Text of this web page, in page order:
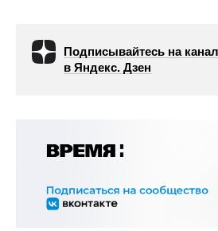
Подписывайтесь на
в Яндекс. Дзен